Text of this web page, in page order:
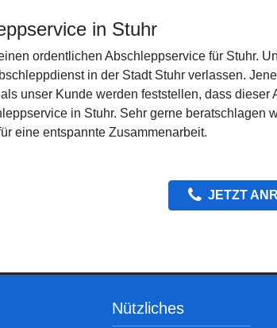
in Stuhr
ordentlichen Abschleppservice für Stuhr.
in der Stadt Stuhr verlassen.
unser Kunde werden feststellen, dass
in Stuhr. Sehr gerne beratschlagen
eine entspannte Zusammenarbeit.
JETZT
Nützliches